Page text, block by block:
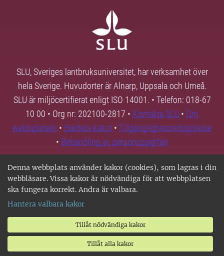
Denna webbplats använder kakor (cookies), som lagras i din
webbläsare. Vissa kakor är nödvändiga för att webbplatsen
ska fungera korrekt. Andra är valbara.
Hantera valbara kakor
Tillåt nödvändiga kakor
Tillåt alla kakor
SLU, Sveriges lantbruksuniversitet, har verksamhet över
hela Sverige. Huvudorter är Alnarp, Uppsala och Umeå.
SLU är miljöcertifierat enligt ISO 14001. • Telefon: 018-67
10 00 • Org nr: 202100-2817 • Kontakta SLU • Om
webbplatsen • Hantera kakor • Tillgänglighetsredogörelse
• Behandling av personuppgifter